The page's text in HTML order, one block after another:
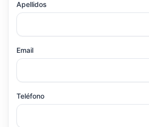
Apellidos
Email
Teléfono